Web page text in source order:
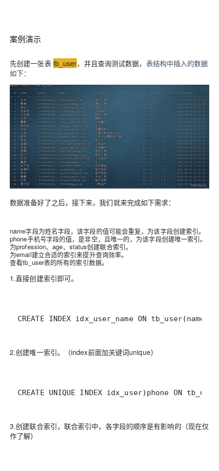
案例演示
先创建一张表 tb_user，并且查询测试数据， 表结构中插入的数据
如下：
数据准备好了之后，接下来，我们就来完成如下需求：
name字段为姓名字段，该字段的值可能会重复，为该字段创建索引。
phone手机号字段的值，是非空，且唯一的，为该字段创建唯一索引。
为profession、age、status创建联合索引。
为email建立合适的索引来提升查询效率。
查看tb_user表的所有的索引数据。
1.直接创建索引即可。
CREATE INDEX idx_user_name ON tb_user(name);
2.创建唯一索引。（index前面加关键词unique）
CREATE UNIQUE INDEX idx_user)phone ON
3.创建联合索引，联合索引中，各字段的顺序是有影响的（现在仅
作了解）